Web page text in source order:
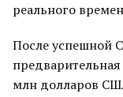
реального
После успешной
млн долларов